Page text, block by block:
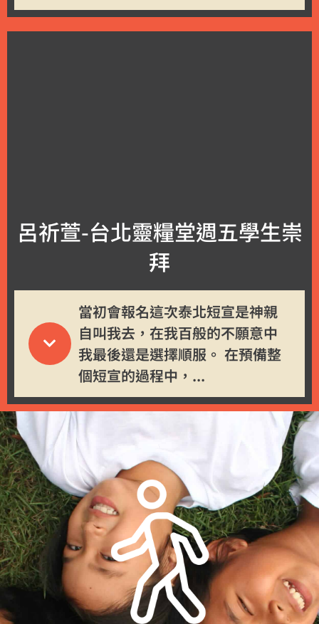
呂祈萱-台北靈糧堂週五學生崇
拜
當初會報名這次泰北短宣是神親
自叫我去，在我百般的不願意中
我最後還是選擇順服。 在預備整
個短宣的過程中，...